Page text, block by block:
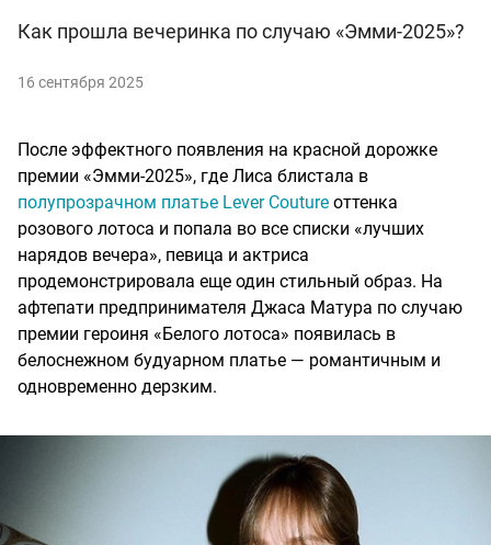
Как прошла вечеринка по случаю «Эмми-2025»?
16 сентября 2025
После эффектного появления на красной дорожке
премии «Эмми-2025», где Лиса блистала в
полупрозрачном платье Lever Couture оттенка
розового лотоса и попала во все списки «лучших
нарядов вечера», певица и актриса
продемонстрировала еще один стильный образ. На
афтепати предпринимателя Джаса Матура по случаю
премии героиня «Белого лотоса» появилась в
белоснежном будуарном платье — романтичным и
одновременно дерзким.